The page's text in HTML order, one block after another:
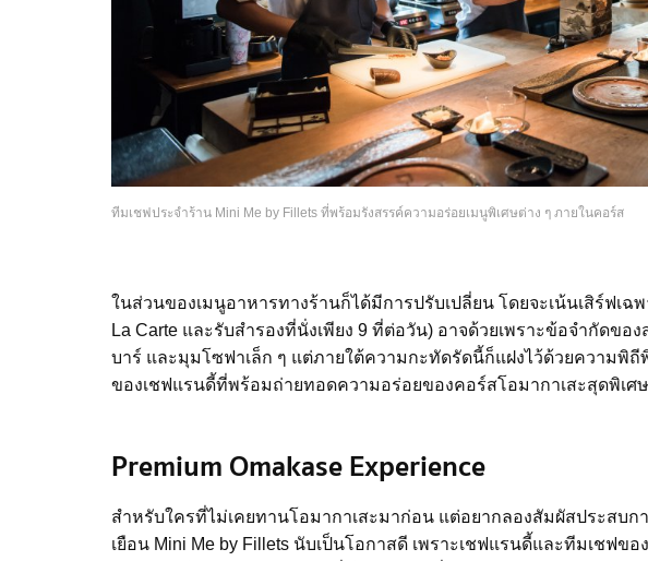
ทีมเชฟประจำร้าน Mini Me by Fillets ที่พร้อมรังสรรค์ความอร่อยเมนูพิเศษต่าง ๆ ภายในคอร์ส
ในส่วนของเมนูอาหารทางร้านก็ได้มีการปรับเปลี่ยน โดยจะเน้นเสิร์ฟเฉ
La Carte และรับสำรองที่นั่งเพียง 9 ที่ต่อวัน) อาจด้วยเพราะข้อจำกัดขอ
บาร์ และมุมโซฟาเล็ก ๆ แต่ภายใต้ความกะทัดรัดนี้ก็แฝงไว้ด้วยความพิ
ของเชฟแรนดี้ที่พร้อมถ่ายทอดความอร่อยของคอร์สโอมากาเสะสุดพิเศ
Premium Omakase Experience
สำหรับใครที่ไม่เคยทานโอมากาเสะมาก่อน แต่อยากลองสัมผัสประสบ
เยือน Mini Me by Fillets นับเป็นโอกาสดี เพราะเชฟแรนดี้และทีมเชฟ